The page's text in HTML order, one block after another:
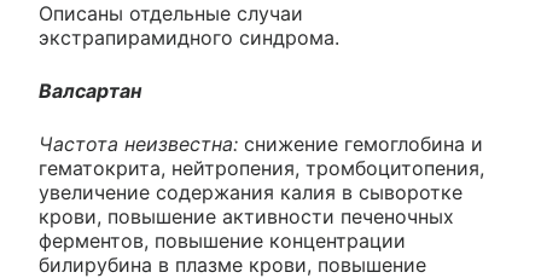
Описаны отдельные случаи
экстрапирамидного синдрома.
Валсартан
Частота неизвестна: снижение гемоглобина и
гематокрита, нейтропения, тромбоцитопения,
увеличение содержания калия в сыворотке
крови, повышение активности печеночных
ферментов, повышение концентрации
билирубина в плазме крови, повышение